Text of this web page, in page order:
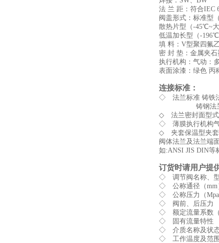
法 兰 距：符合IEC
阀盖形式：标准型
散热片型（-45℃~
低温加长型（-
填 料：V型聚四氟
密 封 垫：金属夹
执行机构：气动：
表面涂漆：绿色 丙
连接标准：
◇ 法兰标准 铸铁
铸钢法兰按
◇ 法兰密封面型式
◇ 薄膜执行机构气
◇ 夹套保温型夹套
阀体法兰及法兰端
如:ANSI JIS DIN等
订货时请用户提
◇ 调节阀名称、
◇ 公称通径（mm
◇ 公称压力（
◇ 阀前、后压力
◇ 额定流量系数
◇ 固有流量特性
◇ 介质名称及状
◇ 工作温度及范